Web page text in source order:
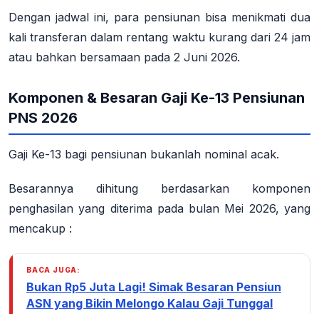
Dengan jadwal ini, para pensiunan bisa menikmati dua
kali transferan dalam rentang waktu kurang dari 24 jam
atau bahkan bersamaan pada 2 Juni 2026.
Komponen & Besaran Gaji Ke-13 Pensiunan
PNS 2026
Gaji Ke-13 bagi pensiunan bukanlah nominal acak.
Besarannya dihitung berdasarkan komponen
penghasilan yang diterima pada bulan Mei 2026, yang
mencakup :
BACA JUGA:
Bukan Rp5 Juta Lagi! Simak Besaran Pensiun
ASN yang Bikin Melongo Kalau Gaji Tunggal